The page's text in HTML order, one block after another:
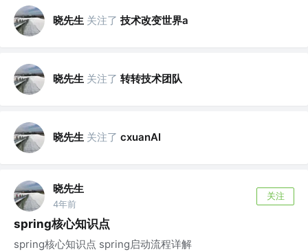
晓先生 关注了 技术改变世界a
晓先生 关注了 转转技术团队
晓先生 关注了 cxuanAI
晓先生
4年前
关注
spring核心知识点
spring核心知识点 spring启动流程详解